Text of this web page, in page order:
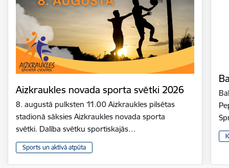
Aizkraukles novada sporta svētki 2026
8. augustā pulksten 11.00 Aizkraukles pilsētas
stadionā sāksies Aizkraukles novada sporta
svētki. Dalība svētku sportiskajās…
Sports un aktīvā atpūta